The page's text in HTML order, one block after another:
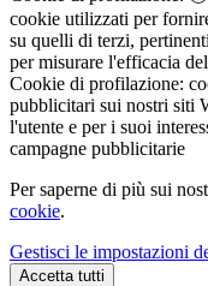
cookie utilizzati per
su quelli di terzi,
per misurare l'efficacia
Cookie di profilazione:
pubblicitari sui nostri siti
l'utente e per i suoi
campagne pubblicitarie
Per saperne di più sui
cookie.
Gestisci le impostazioni
Accetta tutti